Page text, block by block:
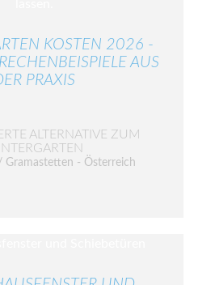
KOSTEN 2026 -
AUS
PRAXIS
ALTERNATIVE ZUM
Gramastetten - Österreich